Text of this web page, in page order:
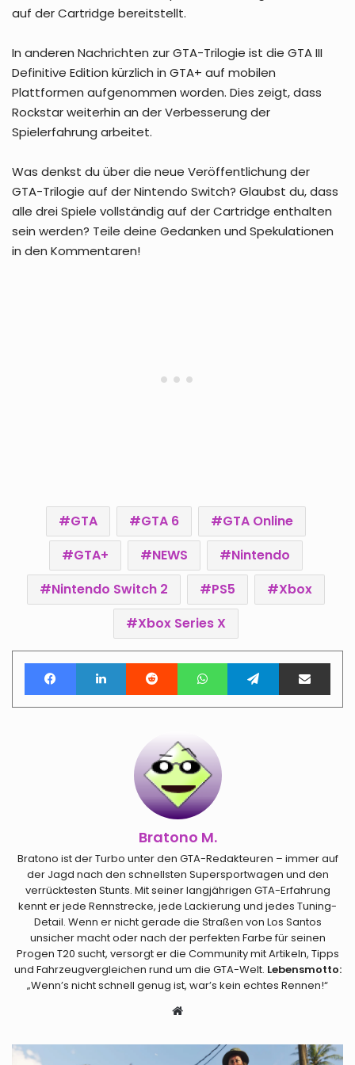
auf der Cartridge bereitstellt.
In anderen Nachrichten zur GTA-Trilogie ist die GTA III
Definitive Edition kürzlich in GTA+ auf mobilen
Plattformen aufgenommen worden. Dies zeigt, dass
Rockstar weiterhin an der Verbesserung der
Spielerfahrung arbeitet.
Was denkst du über die neue Veröffentlichung der
GTA-Trilogie auf der Nintendo Switch? Glaubst du, dass
alle drei Spiele vollständig auf der Cartridge enthalten
sein werden? Teile deine Gedanken und Spekulationen
in den Kommentaren!
GTA GTA 6
GTA Online
GTA+
NEWS
Nintendo
Nintendo Switch 2
PS5
Xbox
Xbox Series X
FacebookLinkedIn Reddit WhatsAppTelegramTeile per E-Mail
Bratono M.
Bratono ist der Turbo unter den GTA-Redakteuren – immer auf
der Jagd nach den schnellsten Supersportwagen und den
verrücktesten Stunts. Mit seiner langjährigen GTA-Erfahrung
kennt er jede Rennstrecke, jede Lackierung und jedes Tuning-
Detail. Wenn er nicht gerade die Straßen von Los Santos
unsicher macht oder nach der perfekten Farbe für seinen
Progen T20 sucht, versorgt er die Community mit Artikeln, Tipps
und Fahrzeugvergleichen rund um die GTA-Welt. Lebensmotto:
„Wenn’s nicht schnell genug ist, war’s kein echtes Rennen!“